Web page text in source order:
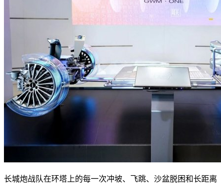
长城炮战队在环塔上的每一次冲坡、飞跳、沙盆脱困和长距离